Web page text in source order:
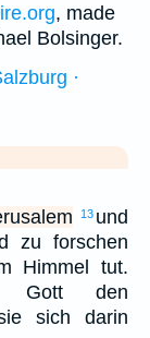
, made
Bolsinger.
·
13 und
zu forschen
Himmel tut.
Gott den
sich darin